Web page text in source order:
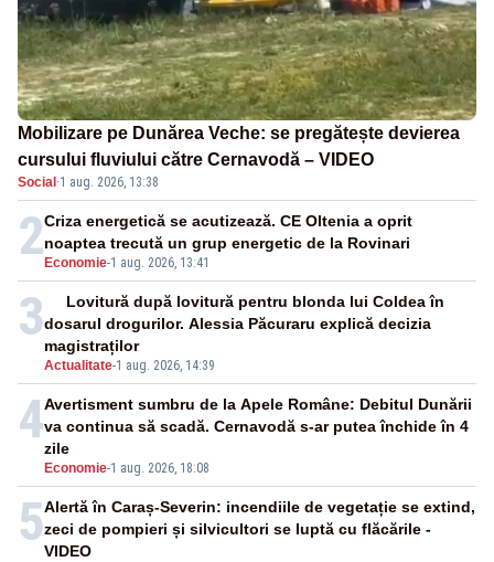
Mobilizare pe Dunărea Veche: se pregătește devierea
cursului fluviului către Cernavodă – VIDEO
Social ·1 aug. 2026, 13:38
2 Economie-1 aug. 2026, 13:41
Criza energetică se acutizează. CE Oltenia a oprit
noaptea trecută un grup energetic de la Rovinari
3
Actualitate-1 aug. 2026, 14:39
Lovitură după lovitură pentru blonda lui Coldea în
dosarul drogurilor. Alessia Păcuraru explică decizia
magistraților
4
Economie-1 aug. 2026, 18:08
Avertisment sumbru de la Apele Române: Debitul Dunării
va continua să scadă. Cernavodă s-ar putea închide în 4
zile
5Alertă în Caraș-Severin: incendiile de vegetație se extind,
zeci de pompieri și silvicultori se luptă cu flăcările -
VIDEO